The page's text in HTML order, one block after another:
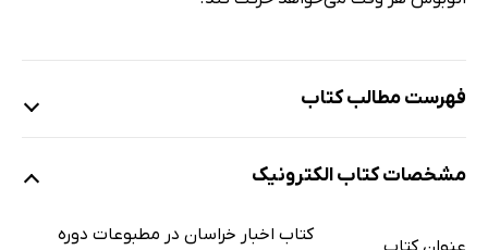
فهرست مطالب کتاب
ارزش اطلاعاتی مطبوعات
مشخصات کتاب الکترونیک
کتاب اخبار خراسان در مطبوعات دوره